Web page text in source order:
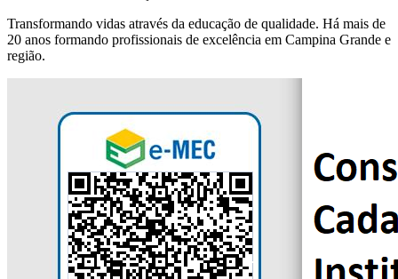
Transformando vidas através da educação de qualidade. Há mais de
20 anos formando profissionais de excelência em Campina Grande e
região.